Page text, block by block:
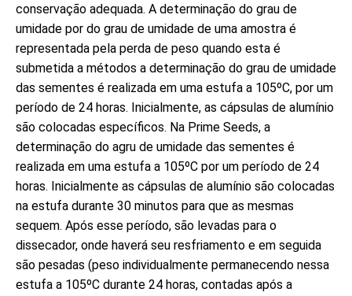
conservação adequada. A determinação do grau de
umidade por do grau de umidade de uma amostra é
representada pela perda de peso quando esta é
submetida a métodos a determinação do grau de umidade
das sementes é realizada em uma estufa a 105ºC, por um
período de 24 horas. Inicialmente, as cápsulas de alumínio
são colocadas específicos. Na Prime Seeds, a
determinação do agru de umidade das sementes é
realizada em uma estufa a 105ºC por um período de 24
horas. Inicialmente as cápsulas de alumínio são colocadas
na estufa durante 30 minutos para que as mesmas
sequem. Após esse período, são levadas para o
dissecador, onde haverá seu resfriamento e em seguida
são pesadas (peso individualmente permanecendo nessa
estufa a 105ºC durante 24 horas, contadas após a